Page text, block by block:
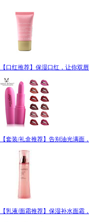
【口红推荐】保湿口红，让你双
【套装/礼盒推荐】告别油光满面
【乳液/面霜推荐】保湿补水面霜